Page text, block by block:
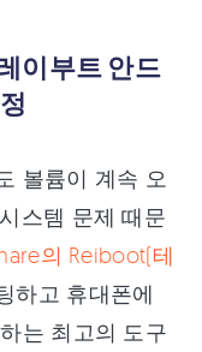
이부트 안드
볼륨이 계속 오
스템 문제 때문
의 Reiboot(테
하고 휴대폰에
는 최고의 도구